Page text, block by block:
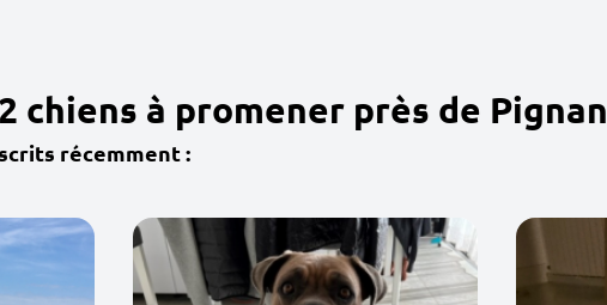
chiens à promener près de Pignan
récemment :